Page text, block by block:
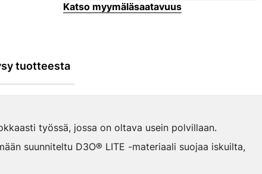
Katso myymäläsaatavuus
tuotteesta
työssä, jossa on oltava usein polvillaan.
suunniteltu D3O® LITE -materiaali suojaa iskuilta,